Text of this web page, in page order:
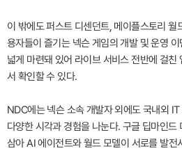
이 밖에도 퍼스트 디센던트, 메이플스토리
용자들이 즐기는 넥슨 게임의 개발 및 운영
넓게 마련돼 있어 라이브 서비스 전반에 걸친
서 확인할 수 있다.
NDC에는 넥슨 소속 개발자 외에도 국내외
다양한 시각과 경험을 나눈다. 구글 딥마인드
삼아 AI 에이전트와 월드 모델이 서로를 발